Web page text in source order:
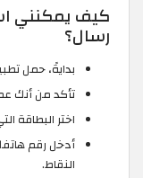
كيف يمكنني
رسال؟
بدايةً، حمل
تأكد من أنك
اختر البطاقة
أدخل رقم
النقاط.